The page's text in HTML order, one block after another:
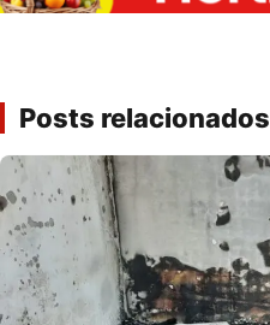
Posts relacionados